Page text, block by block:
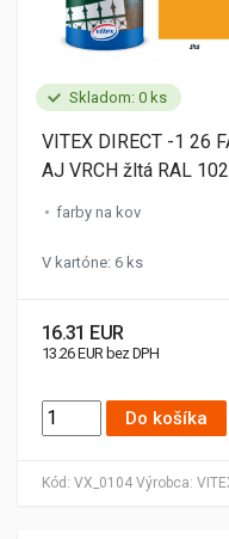
Skladom: 0 ks
Kód: VX_0104 Výrobca:
VITEX DIRECT -1 26
AJ VRCH žltá RAL
farby na kov
V kartóne: 6 ks
16.31 EUR
13.26 EUR bez DPH
Do košíka